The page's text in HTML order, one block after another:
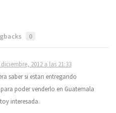
0
diciembre, 2012 a las 21:33
saber si estan entregando
poder venderlo en Guatemala
interesada.